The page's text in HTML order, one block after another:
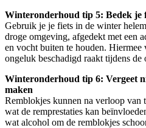
Winteronderhoud tip 5: Bedek je
Gebruik je je fiets in de winter
droge omgeving, afgedekt met een
en vocht buiten te houden.
ongeluk beschadigd raakt tijdens de
Winteronderhoud tip 6: Vergeet
maken
Remblokjes kunnen na verloop van
wat de remprestaties kan
wat alcohol om de remblokjes